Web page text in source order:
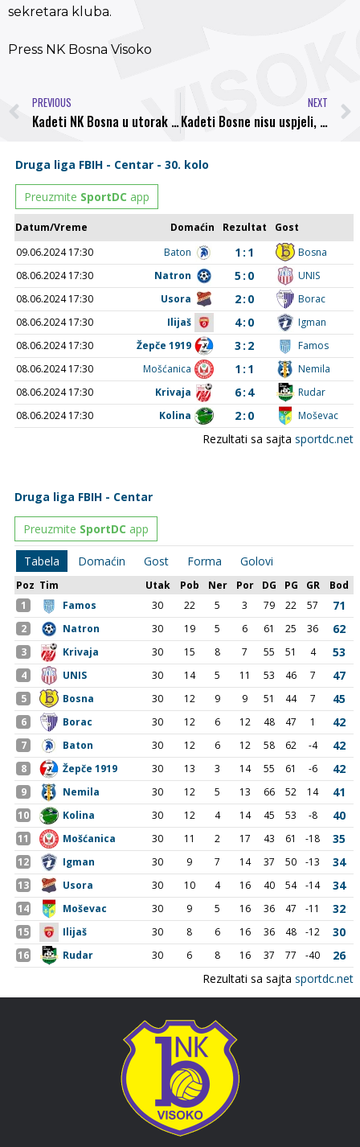
sekretara kluba.
Press NK Bosna Visoko
PREVIOUS
Kadeti NK Bosna u utorak protiv Borca iz Jelaha, pobjeda znači Play Off
NEXT
Kadeti Bosne nisu uspjeli, juniori deklasirani od Borca iz Jelaha